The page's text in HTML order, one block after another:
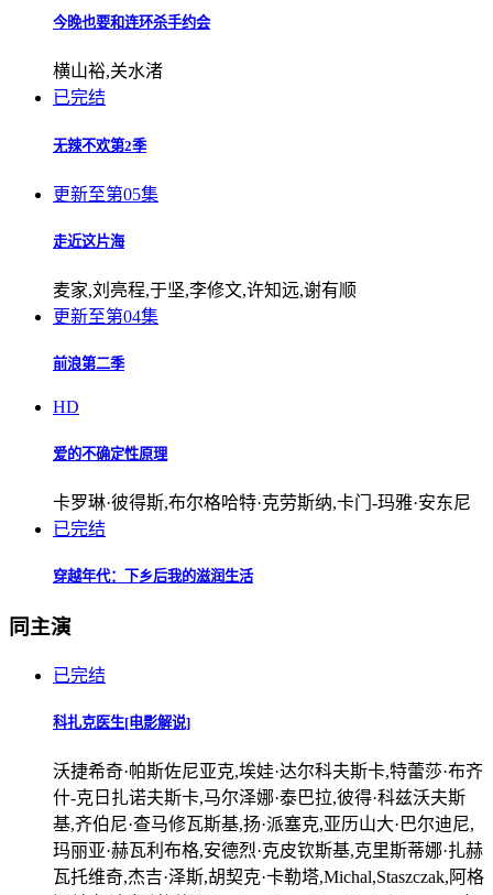
今晚也要和连环杀手约会
横山裕,关水渚
已完结
无辣不欢第2季
更新至第05集
走近这片海
麦家,刘亮程,于坚,李修文,许知远,谢有顺
更新至第04集
前浪第二季
HD
爱的不确定性原理
卡罗琳·彼得斯,布尔格哈特·克劳斯纳,卡门-玛雅·安东尼
已完结
穿越年代：下乡后我的滋润生活
同主演
已完结
科扎克医生[电影解说]
沃捷希奇·帕斯佐尼亚克,埃娃·达尔科夫斯卡,特蕾莎·布齐
什-克日扎诺夫斯卡,马尔泽娜·泰巴拉,彼得·科兹沃夫斯
基,齐伯尼·查马修瓦斯基,扬·派塞克,亚历山大·巴尔迪尼,
玛丽亚·赫瓦利布格,安德烈·克皮钦斯基,克里斯蒂娜·扎赫
瓦托维奇,杰吉·泽斯,胡契克·卡勒塔,Michal,Staszczak,阿格